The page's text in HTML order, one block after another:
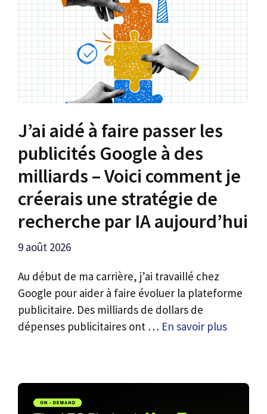
J’ai aidé à faire passer les
publicités Google à des
milliards – Voici comment je
créerais une stratégie de
recherche par IA aujourd’hui
9 août 2026
Au début de ma carrière, j’ai travaillé chez
Google pour aider à faire évoluer la plateforme
publicitaire. Des milliards de dollars de
dépenses publicitaires ont … En savoir plus